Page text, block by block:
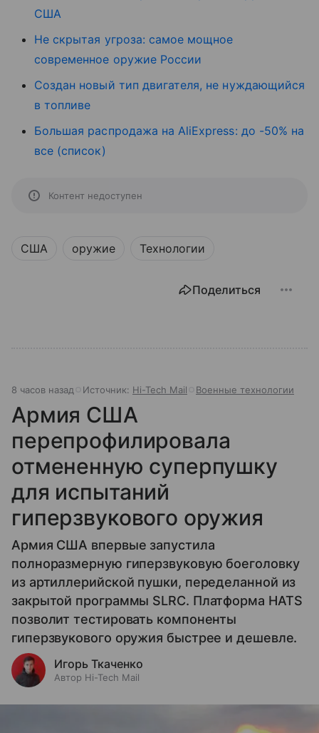
США
Не скрытая угроза: самое мощное
современное оружие России
Создан новый тип двигателя, не нуждающийся
в топливе
Большая распродажа на AliExpress: до -50% на
все (список)
Контент недоступен
США оружие Технологии
Поделиться
8 часов назад Источник: Hi-Tech Mail Военные технологии
Армия США
перепрофилировала
отмененную суперпушку
для испытаний
гиперзвукового оружия
Армия США впервые запустила
полноразмерную гиперзвуковую боеголовку
из артиллерийской пушки, переделанной из
закрытой программы SLRC. Платформа HATS
позволит тестировать компоненты
гиперзвукового оружия быстрее и дешевле.
Игорь Ткаченко
Автор Hi-Tech Mail